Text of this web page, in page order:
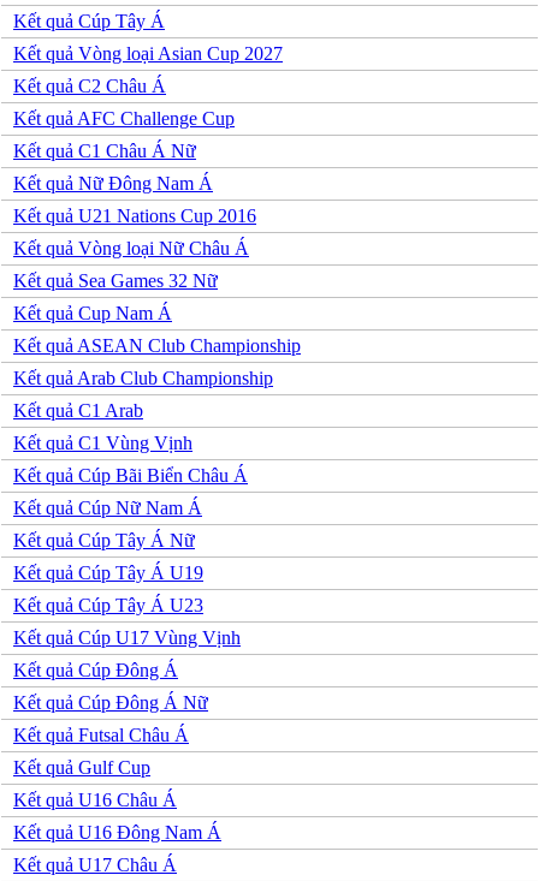
Séc
Síp
Thụy Sỹ
Wales
Đan Mạch
Đảo Faroe
Hàn Quốc
Arập Xêút
Bahrain
Campuchia
Indonesia
Jordan
Lebanon
Oman
Tajikistan
Uzbekistan
Ấn độ
Kết quả Cúp Tây Á
Kết quả Vòng loại Asian Cup 2027
Kết quả C2 Châu Á
Kết quả AFC Challenge Cup
Kết quả C1 Châu Á Nữ
Kết quả Nữ Đông Nam Á
Kết quả U21 Nations Cup 2016
Kết quả Vòng loại Nữ Châu Á
Kết quả Sea Games 32 Nữ
Kết quả Cup Nam Á
Kết quả ASEAN Club Championship
Kết quả Arab Club Championship
Kết quả C1 Arab
Kết quả C1 Vùng Vịnh
Kết quả Cúp Bãi Biển Châu Á
Kết quả Cúp Nữ Nam Á
Kết quả Cúp Tây Á Nữ
Kết quả Cúp Tây Á U19
Kết quả Cúp Tây Á U23
Kết quả Cúp U17 Vùng Vịnh
Kết quả Cúp Đông Á
Kết quả Cúp Đông Á Nữ
Kết quả Futsal Châu Á
Kết quả Gulf Cup
Kết quả U16 Châu Á
Kết quả U16 Đông Nam Á
Kết quả U17 Châu Á